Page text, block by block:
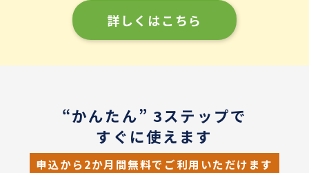
詳しくはこちら
“かんたん” 3ステップで
すぐに使えます
申込から2か月間無料でご利用いただけます